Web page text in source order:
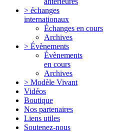
> échanges
internationaux
Échanges en cours
Archives
> Évènements
Évènements
en cours
Archives
> Modèle Vivant
Vidéos
Boutique
Nos partenaires
Liens utiles
Soutenez-nous